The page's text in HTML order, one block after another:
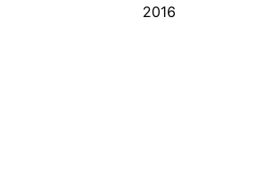
2016